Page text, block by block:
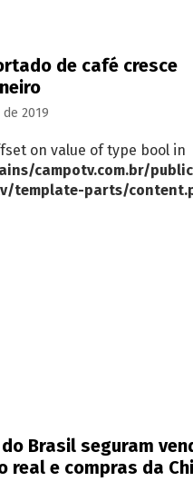
de café cresce
2019
on value of type bool in
campotv.com.br/
template-parts/
Brasil seguram
real e compras da